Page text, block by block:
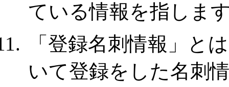
ている情報を指しま
「登録名刺情報」と
いて登録をした名刺